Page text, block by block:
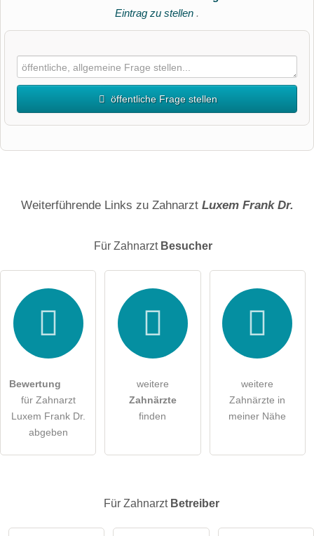
Eintrag zu stellen .
öffentliche Frage stellen
E-Mail-Adresse (wird nicht veröffentlicht)
Hiermit akzeptiere ich die .
öffentliche Frage stellen Abbrechen
Hinweis:
Weiterführende Links zu Zahnarzt Luxem Frank Dr.
Für Zahnarzt Besucher
Bewertung
für Zahnarzt
Luxem Frank Dr.
abgeben
weitere
Zahnärzte
finden
weitere
Zahnärzte in
meiner Nähe
Für Zahnarzt Betreiber